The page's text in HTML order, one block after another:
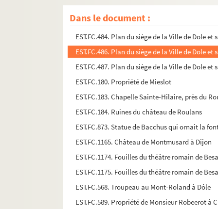
Dans le document :
EST.FC.326. Château de Ray-sur-Saône
EST.FC.485. Plan du siège de la Ville de Dole et
EST.FC.484. Plan du siège de la Ville de Dole et
EST.FC.486. Plan du siège de la Ville de Dole et
EST.FC.487. Plan du siège de la Ville de Dole et
EST.FC.180. Propriété de Mieslot
EST.FC.183. Chapelle Sainte-Hilaire, près du
EST.FC.184. Ruines du château de Roulans
EST.FC.873. Statue de Bacchus qui ornait la
EST.FC.1165. Château de Montmusard à Dijon
EST.FC.1174. Fouilles du théâtre romain de
EST.FC.1175. Fouilles du théâtre romain de
EST.FC.568. Troupeau au Mont-Roland à Dôle
EST.FC.589. Propriété de Monsieur Robeerot à